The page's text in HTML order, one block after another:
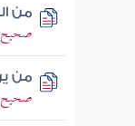
من
صحيح
من
صحيح